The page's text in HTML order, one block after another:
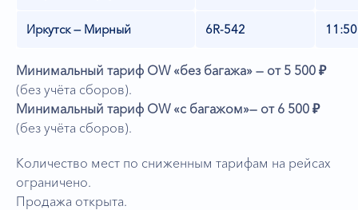
Иркутск — Мирный 6R-542 11:50
Минимальный тариф OW «без багажа» — от 5 500 ₽
(без учёта сборов).
Минимальный тариф OW «с багажом»— от 6 500 ₽
(без учёта сборов).
Количество мест по сниженным тарифам на рейсах
ограничено.
Продажа открыта.